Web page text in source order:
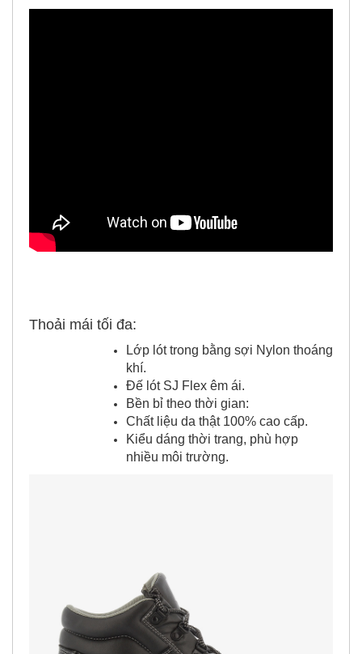
Thoải mái tối đa:
Lớp lót trong bằng sợi Nylon thoáng
khí.
Đế lót SJ Flex êm ái.
Bền bỉ theo thời gian:
Chất liệu da thật 100% cao cấp.
Kiểu dáng thời trang, phù hợp
nhiều môi trường.